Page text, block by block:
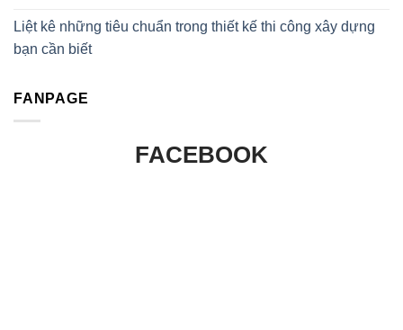
Liệt kê những tiêu chuẩn trong thiết kế thi công xây dựng
bạn cần biết
FANPAGE
FACEBOOK